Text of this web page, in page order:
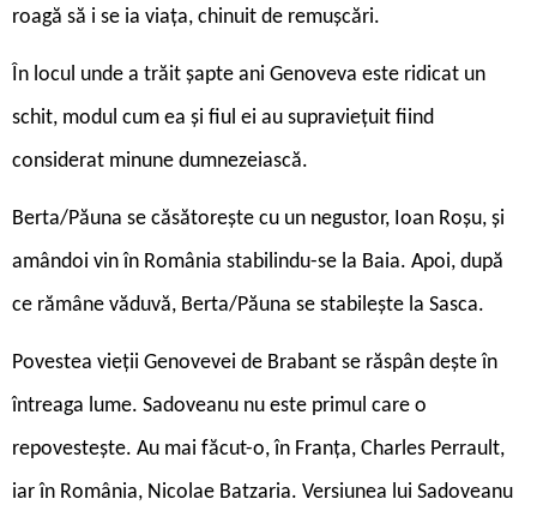
roagă să i se ia viața, chinuit de remușcări.
În locul unde a trăit șapte ani Genoveva este ridicat un
schit, modul cum ea și fiul ei au supraviețuit fiind
considerat minune dumnezeiască.
Berta/Păuna se căsătorește cu un negustor, Ioan Roșu, și
amândoi vin în România stabilindu-se la Baia. Apoi, după
ce rămâne văduvă, Berta/Păuna se stabilește la Sasca.
Povestea vieții Genovevei de Brabant se răspân dește în
întreaga lume. Sadoveanu nu este primul care o
repovestește. Au mai făcut-o, în Franța, Charles Perrault,
iar în România, Nicolae Batzaria. Versiunea lui Sadoveanu